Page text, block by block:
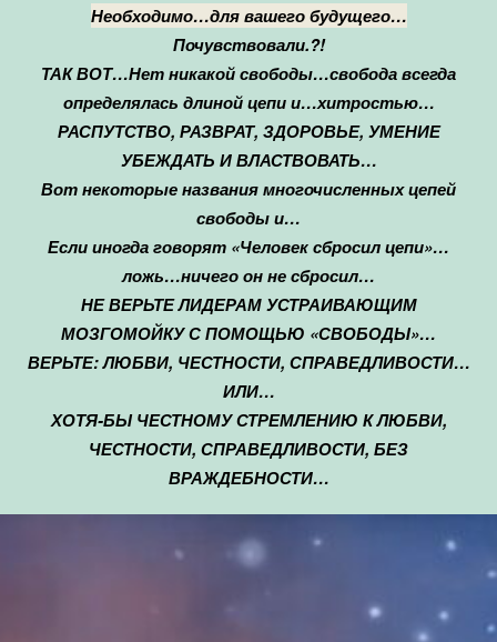
Необходимо…для вашего будущего…
Почувствовали.?!
ТАК ВОТ…Нет никакой свободы…свобода всегда
определялась длиной цепи и…хитростью…
РАСПУТСТВО, РАЗВРАТ, ЗДОРОВЬЕ, УМЕНИЕ
УБЕЖДАТЬ И ВЛАСТВОВАТЬ…
Вот некоторые названия многочисленных цепей
свободы и…
Если иногда говорят «Человек сбросил цепи»…
ложь…ничего он не сбросил…
НЕ ВЕРЬТЕ ЛИДЕРАМ УСТРАИВАЮЩИМ
МОЗГОМОЙКУ С ПОМОЩЬЮ «СВОБОДЫ»…
ВЕРЬТЕ: ЛЮБВИ, ЧЕСТНОСТИ, СПРАВЕДЛИВОСТИ…
ИЛИ…
ХОТЯ-БЫ ЧЕСТНОМУ СТРЕМЛЕНИЮ КЛЮБВИ,
ЧЕСТНОСТИ, СПРАВЕДЛИВОСТИ, БЕЗ
ВРАЖДЕБНОСТИ…